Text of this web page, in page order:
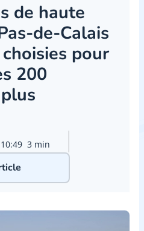
de haute
de-Calais
pour
200
3 min